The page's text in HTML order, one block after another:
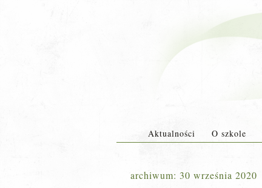
Aktualności O szkole
archiwum: 30 września 2020